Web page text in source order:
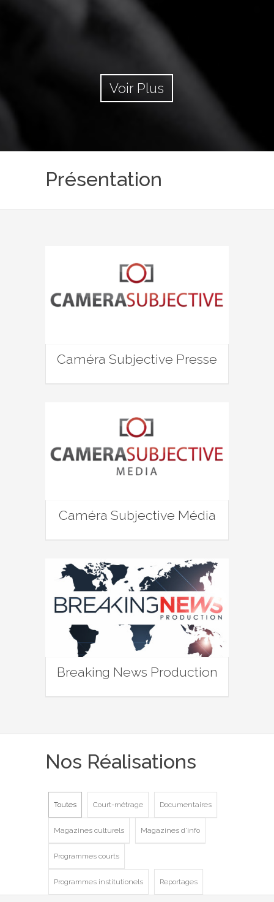
Voir Plus
Présentation
Caméra Subjective Presse
Caméra Subjective Média
Breaking News Production
Nos Réalisations
Toutes Court-métrage Documentaires
Magazines culturels Magazines d'info
Programmes courts
Programmes institutionels Reportages